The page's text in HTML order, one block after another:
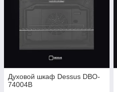
Духовой шкаф Dessus DBO-
74004B